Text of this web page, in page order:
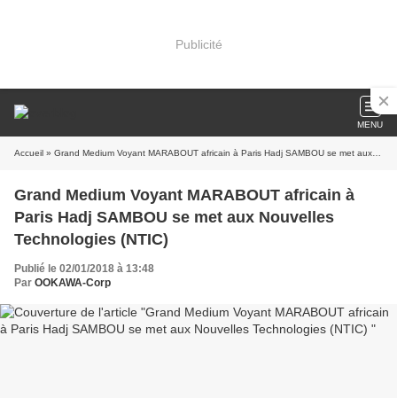
Publicité
MENU
Accueil » Grand Medium Voyant MARABOUT africain à Paris Hadj SAMBOU se met aux Nouvelles Technologies (NTIC)
Grand Medium Voyant MARABOUT africain à
Paris Hadj SAMBOU se met aux Nouvelles
Technologies (NTIC)
Publié le 02/01/2018 à 13:48
Par OOKAWA-Corp